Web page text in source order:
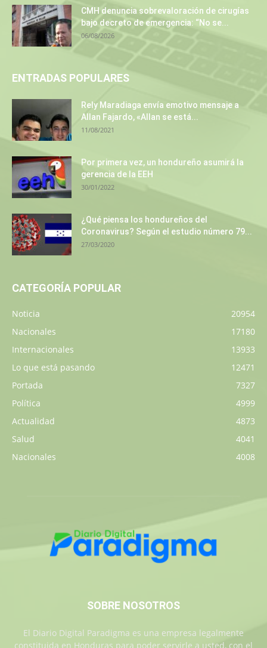
CMH denuncia sobrevaloración de cirugías
bajo decreto de emergencia: “No se...
06/08/2026
ENTRADAS POPULARES
Rely Maradiaga envía emotivo mensaje a
Allan Fajardo, «Allan se está...
11/08/2021
Por primera vez, un hondureño asumirá la
gerencia de la EEH
30/01/2022
¿Qué piensa los hondureños del
Coronavirus? Según el estudio número 79...
27/03/2020
CATEGORÍA POPULAR
Noticia
20954
Nacionales
17180
Internacionales
13933
Lo que está pasando
12471
Portada
7327
Política
4999
Actualidad
4873
Salud
4041
Nacionales
4008
SOBRE NOSOTROS
El Diario Digital Paradigma es una empresa legalmente
constituida en Honduras para poder servirle a usted, con el